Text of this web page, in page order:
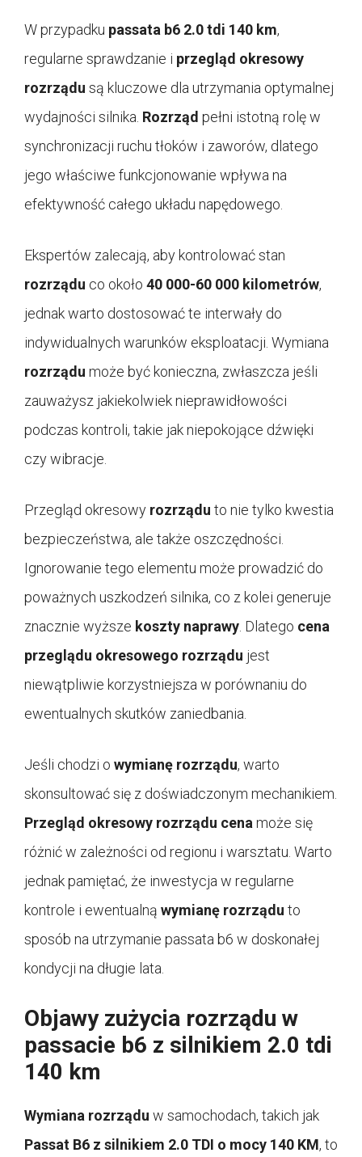
W przypadku passata b6 2.0 tdi 140 km,
regularne sprawdzanie i przegląd okresowy
rozrządu są kluczowe dla utrzymania optymalnej
wydajności silnika. Rozrząd pełni istotną rolę w
synchronizacji ruchu tłoków i zaworów, dlatego
jego właściwe funkcjonowanie wpływa na
efektywność całego układu napędowego.
Ekspertów zalecają, aby kontrolować stan
rozrządu co około 40 000-60 000 kilometrów,
jednak warto dostosować te interwały do
indywidualnych warunków eksploatacji. Wymiana
rozrządu może być konieczna, zwłaszcza jeśli
zauważysz jakiekolwiek nieprawidłowości
podczas kontroli, takie jak niepokojące dźwięki
czy wibracje.
Przegląd okresowy rozrządu to nie tylko kwestia
bezpieczeństwa, ale także oszczędności.
Ignorowanie tego elementu może prowadzić do
poważnych uszkodzeń silnika, co z kolei generuje
znacznie wyższe koszty naprawy . Dlatego cena
przeglądu okresowego rozrządu jest
niewątpliwie korzystniejsza w porównaniu do
ewentualnych skutków zaniedbania.
Jeśli chodzi o wymianę rozrządu, warto
skonsultować się z doświadczonym mechanikiem.
Przegląd okresowy rozrządu cena może się
różnić w zależności od regionu i warsztatu. Warto
jednak pamiętać, że inwestycja w regularne
kontrole i ewentualną wymianę rozrządu to
sposób na utrzymanie passata b6 w doskonałej
kondycji na długie lata.
Objawy zużycia rozrządu w
passacie b6 z silnikiem 2.0 tdi
140 km
Wymiana rozrządu w samochodach, takich jak
Passat B6 z silnikiem 2.0 TDI o mocy 140 KM, to